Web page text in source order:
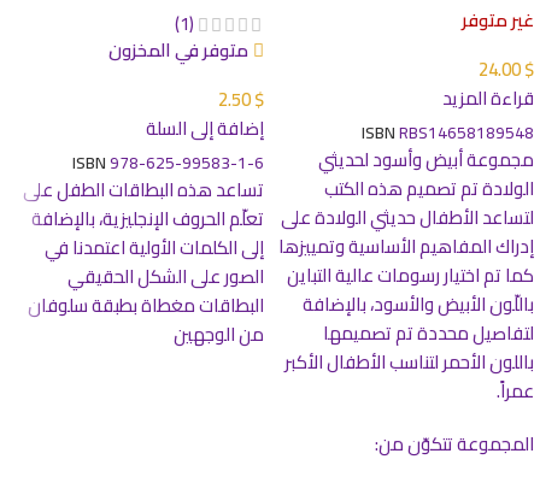
غير متوفر
24.00$
قراءة المزيد
ISBNRBS14658189548
مجموعة أبيض وأسود لحديثي
الولادة تم تصميم هذه الكتب
لتساعد الأطفال حديثي الولادة على
إدراك المفاهيم الأساسية وتمييزها
كما تم اختيار رسومات عالية التباين
باللّون الأبيض والأسود، بالإضافة
لتفاصيل محددة تم تصميمها
باللون الأحمر لتناسب الأطفال الأكبر
عمراً.
المجموعة تتكوّن من:
(1)
متوفر في المخزون
2.50$
إضافة إلى السلة
ISBN978-625-99583-1-6
تساعد هذه البطاقات الطفل على
تعلّم الحروف الإنجليزية، بالإضافة
إلى الكلمات الأولية اعتمدنا في
الصور على الشكل الحقيقي
البطاقات مغطاة بطبقة سلوفان
من الوجهين